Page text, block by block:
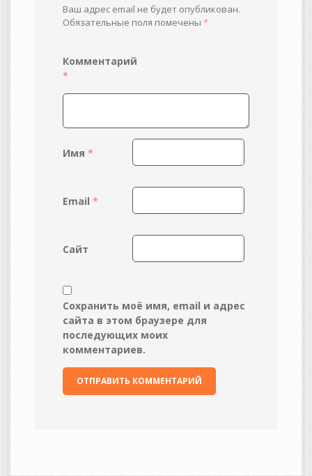
Ваш адрес email не будет опубликован.
Обязательные поля помечены *
Комментарий
*
Имя *
Email *
Сайт
Сохранить моё имя, email и адрес
сайта в этом браузере для
последующих моих
комментариев.